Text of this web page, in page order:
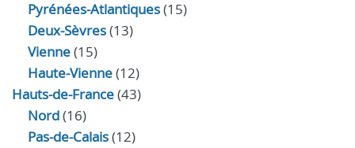
Pyrénées-Atlantiques(15)
Deux-Sèvres(13)
Vienne(15)
Haute-Vienne(12)
Hauts-de-France(43)
Nord(16)
Pas-de-Calais(12)